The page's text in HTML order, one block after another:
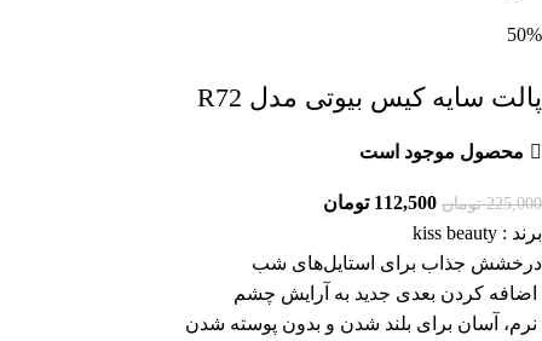
50%
پالت سایه کیس بیوتی مدل R72
محصول موجود است
225,000 تومان 112,500 تومان
برند : kiss beauty
درخشش جذاب برای استایل‌های شب
اضافه کردن بعدی جدید به آرایش چشم
نرم، آسان برای بلند شدن و بدون پوسته‌ شدن